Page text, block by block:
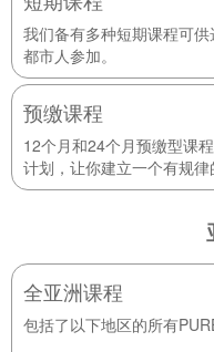
我们备有多种短期课程可
都市人参加。
预缴课程
12个月和24个月预缴型课
计划，让你建立一个有规律
全亚洲课程
包括了以下地区的所有